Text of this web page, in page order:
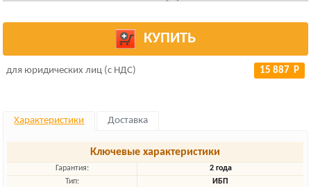
КУПИТЬ
для юридических лиц (с НДС) 15 887 Р
Характеристики Доставка
Ключевые характеристики
Гарантия:
2 года
Тип:
ИБП